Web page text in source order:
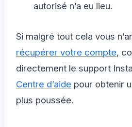
autorisé n’a eu lieu.
Si malgré tout cela vous
récupérer votre compte,
directement le support
Centre d’aide pour obtenir
plus poussée.